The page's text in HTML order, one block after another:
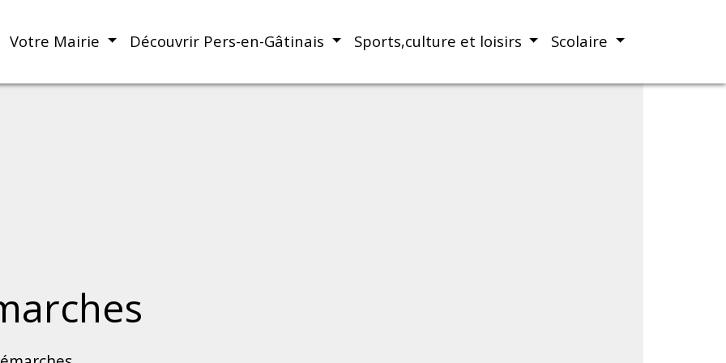
Votre Mairie Découvrir Pers-en-Gâtinais Sports,culture et loisirs Scolaire